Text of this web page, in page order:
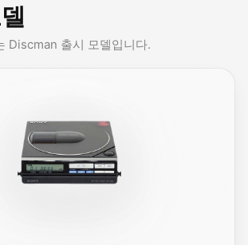
Discman 출시 모델입니다.